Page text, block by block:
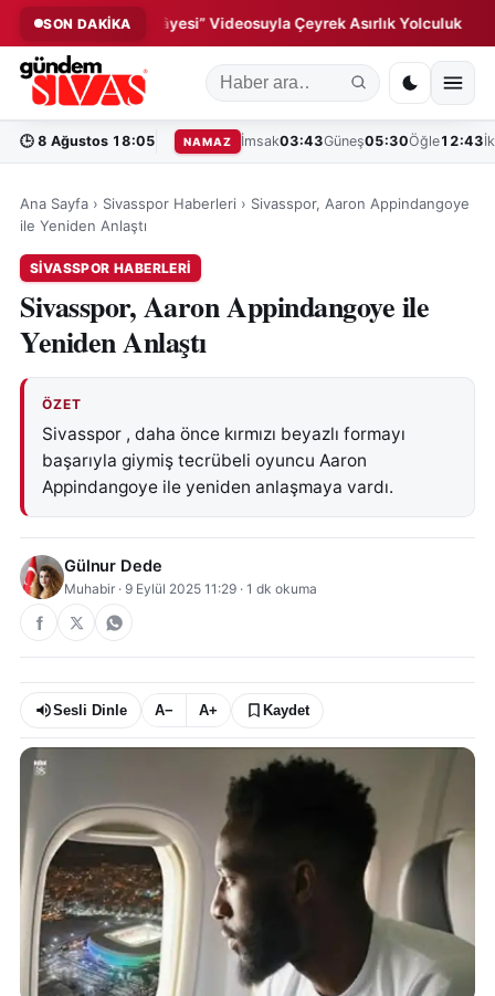
SON DAKİKA
“Milletin Hikâyesi” Videosuyla Çeyrek Asırlık Yolculuk ◆
🕒 8 Ağustos 18:05 NAMAZ İmsak03:43Güneş05:30Öğle12:43
Ana Sayfa › Sivasspor Haberleri › Sivasspor, Aaron Appindangoye
ile Yeniden Anlaştı
SIVASSPOR HABERLERI
Sivasspor, Aaron Appindangoye ile
Yeniden Anlaştı
ÖZET
Sivasspor , daha önce kırmızı beyazlı formayı
başarıyla giymiş tecrübeli oyuncu Aaron
Appindangoye ile yeniden anlaşmaya vardı.
Gülnur Dede
Muhabir · 9 Eylül 2025 11:29 · 1 dk okuma
Sesli Dinle A− A+ Kaydet